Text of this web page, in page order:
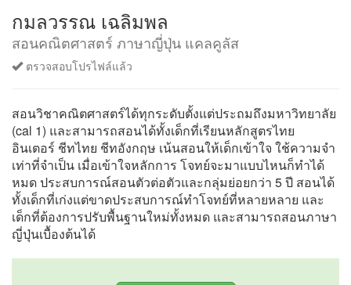
กมลวรรณ เฉลิมพล
สอนคณิตศาสตร์ ภาษาญี่ปุ่น แคลคูลัส
ตรวจสอบโปรไฟล์แล้ว
สอนวิชาคณิตศาสตร์ได้ทุกระดับตั้งแต่ประถมถึงมหาวิทยาลัย
(cal 1) และสามารถสอนได้ทั้งเด็กที่เรียนหลักสูตรไทย
อินเตอร์ ชีทไทย ชีทอังกฤษ เน้นสอนให้เด็กเข้าใจ ใช้ความจำ
เท่าที่จำเป็น เมื่อเข้าใจหลักการ โจทย์จะมาแบบไหนก็ทำได้
หมด ประสบการณ์สอนตัวต่อตัวและกลุ่มย่อยกว่า 5 ปี สอนได้
ทั้งเด็กที่เก่งแต่ขาดประสบการณ์ทำโจทย์ที่หลายหลาย และ
เด็กที่ต้องการปรับพื้นฐานใหม่ทั้งหมด และสามารถสอนภาษา
ญี่ปุ่นเบื้องต้นได้